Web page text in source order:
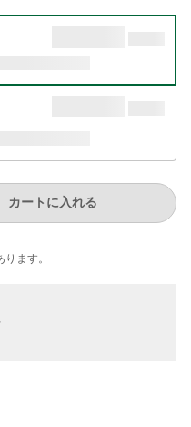
カートに入れる
ます。